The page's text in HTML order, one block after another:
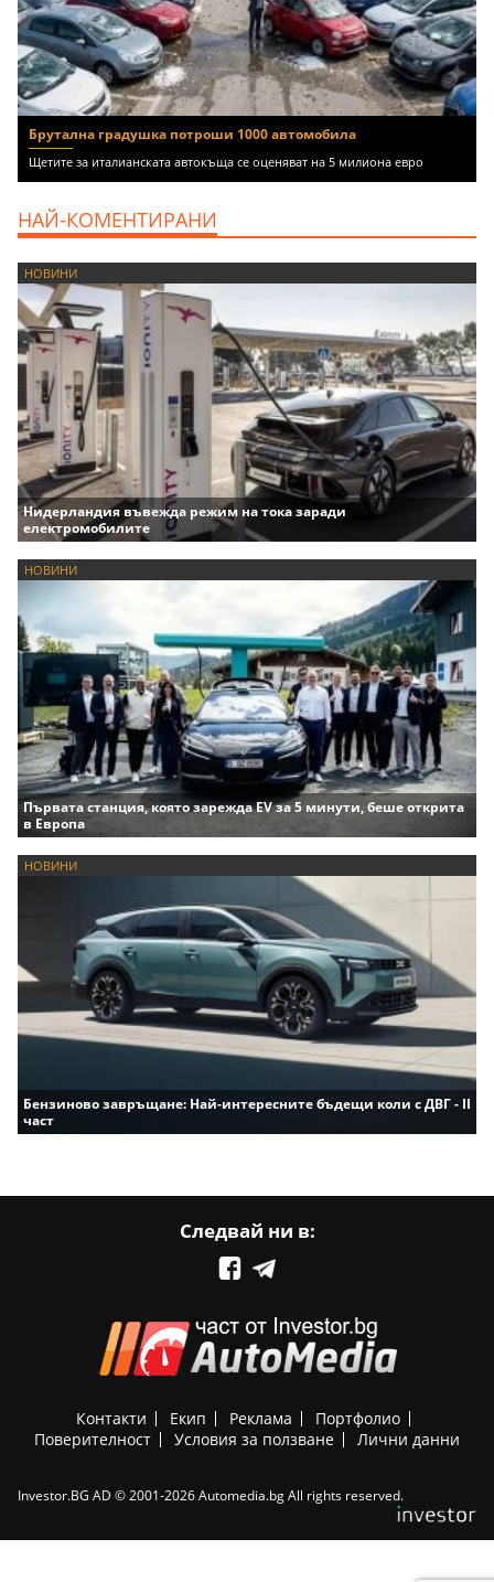
Брутална градушка потроши 1000 автомобила
Щетите за италианската автокъща се оценяват на 5 милиона евро
НАЙ-КОМЕНТИРАНИ
НОВИНИ
Нидерландия въвежда режим на тока заради
електромобилите
НОВИНИ
Първата станция, която зарежда EV за 5 минути, беше открита
в Европа
НОВИНИ
Бензиново завръщане: Най-интересните бъдещи коли с ДВГ - II
част
Следвай ни в:
Контакти Екип Реклама
Портфолио
Поверителност
Условия за ползване Лични данни
Investor.BG AD © 2001-2026 Automedia.bg All rights reserved.